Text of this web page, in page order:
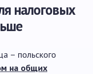
налоговых
– польского
на общих